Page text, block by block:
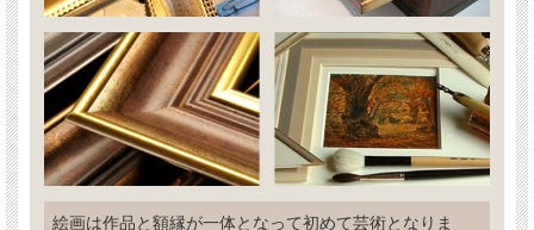
絵画は作品と額縁が一体となって初めて芸術となりま